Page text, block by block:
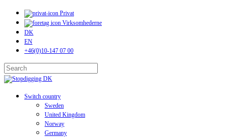
Skip
main
content
Privat
Virksomhederne
DK
EN
+46(0)10-147 07 00
Close
Search
search
Menu
Switch country
Sweden
United Kingdom
Norway
Germany